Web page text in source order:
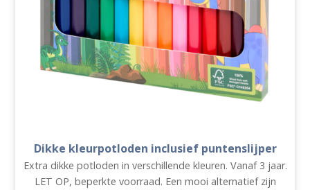
Dikke kleurpotloden inclusief puntenslijper
Extra dikke potloden in verschillende kleuren. Vanaf 3 jaar.
LET OP, beperkte voorraad. Een mooi alternatief zijn